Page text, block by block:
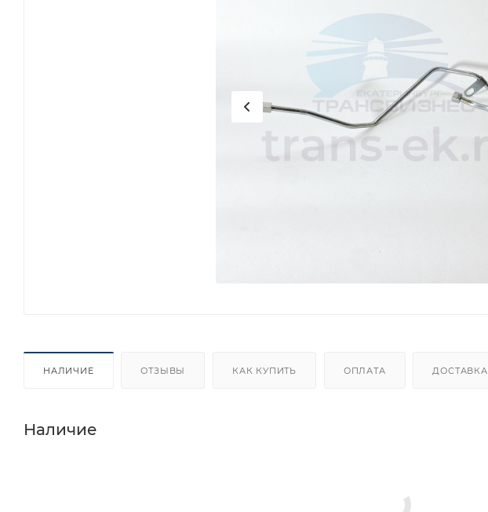
НАЛИЧИЕ ОТЗЫВЫ КАК КУПИТЬ ОПЛАТА ДОСТАВКА
Наличие